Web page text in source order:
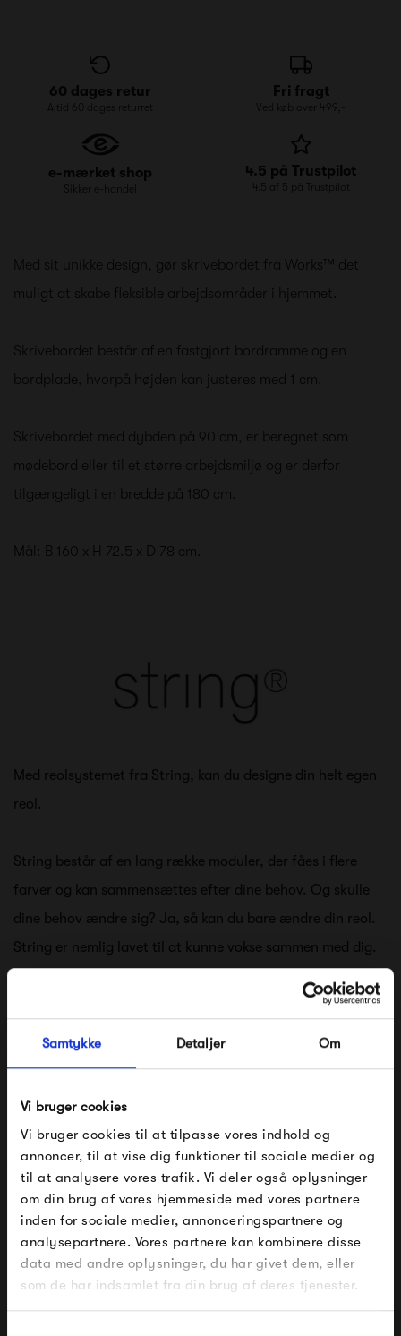
Samtykke Detaljer Om
Vi bruger cookies
Vi bruger cookies til at tilpasse vores indhold og
annoncer, til at vise dig funktioner til sociale medier og
til at analysere vores trafik. Vi deler også oplysninger
om din brug af vores hjemmeside med vores partnere
inden for sociale medier, annonceringspartnere og
analysepartnere. Vores partnere kan kombinere disse
data med andre oplysninger, du har givet dem, eller
som de har indsamlet fra din brug af deres tjenester.
60 dages retur
Altid 60 dages returret
Fri fragt
Ved køb over 499,-
e-mærket shop
Sikker e-handel
4.5 på Trustpilot
4.5 af 5 på Trustpilot
Med sit unikke design, gør skrivebordet fra Works™ det
muligt at skabe fleksible arbejdsområder i hjemmet.
Skrivebordet består af en fastgjort bordramme og en
bordplade, hvorpå højden kan justeres med 1 cm.
Skrivebordet med dybden på 90 cm, er beregnet som
mødebord eller til et større arbejdsmiljø og er derfor
tilgængeligt i en bredde på 180 cm.
Mål: B 160 x H 72.5 x D 78 cm.
Med reolsystemet fra String, kan du designe din helt egen
reol.
String består af en lang række moduler, der fåes i flere
farver og kan sammensættes efter dine behov. Og skulle
dine behov ændre sig? Ja, så kan du bare ændre din reol.
String er nemlig lavet til at kunne vokse sammen med dig.
Det er ikke helt til at se det, men String blev faktisk
designet i 1949. Dengang var den svenske arkitekt Nils
Se alle varer fra String
Produkter fra samme kategori
FÅ 10% PÅ DIN NÆSTE ORDRE
Indtast din e-mail, så sender vi rabatkoden til dig på
mail. Minimumsbeløb er 499 kr. for at indløse
rabatten.
Gælder ikke på produkter fra Fermob, File Under